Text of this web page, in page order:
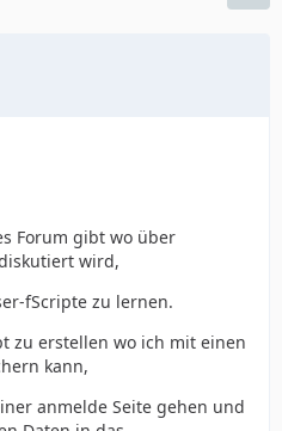
Forum gibt wo über
wird,
fScripte zu lernen.
zu erstellen wo ich mit einen
kann,
anmelde Seite gehen und